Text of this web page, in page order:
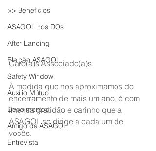
>> Benefícios
ASAGOL nos DOs
After Landing
Eleição ASAGOL
Safety Window
Auxílio Mútuo
Depoimentos
Amigo da ASAGOL
Entrevista
Caro(a)s Associado(a)s,
À medida que nos aproximamos do
encerramento de mais um ano, é com
imensa gratidão e carinho que a
ASAGOL se dirige a cada um de
vocês.